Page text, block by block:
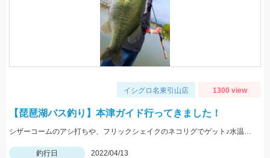
イシグロ名東引山店 1300 view
【琵琶湖バス釣り】本津ガイド行ってきました！
シザーコームのアシ打ちや、フリックシェイクのネコリグでゲット♪水温20度を超えて、かなり暑くなってきたので水分補給は忘れずに！
釣行日
2022/04/13